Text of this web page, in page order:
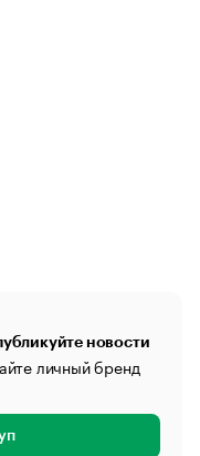
новости
личный бренд